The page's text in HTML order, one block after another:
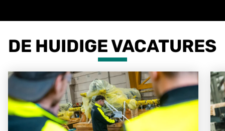
DE HUIDIGE VACATURES